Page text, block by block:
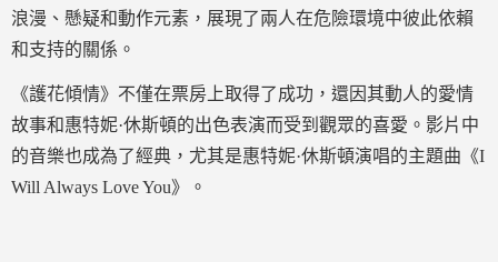
浪漫、懸疑和動作元素，展現了兩人在危險環境中彼此依賴
和支持的關係。
《護花傾情》不僅在票房上取得了成功，還因其動人的愛情
故事和惠特妮·休斯頓的出色表演而受到觀眾的喜愛。影片中
的音樂也成為了經典，尤其是惠特妮·休斯頓演唱的主題曲《I
Will Always Love You》。